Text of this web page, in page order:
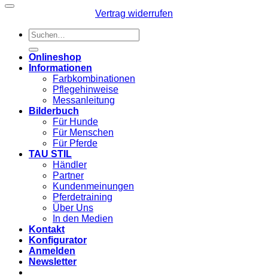
Vertrag widerrufen
Suchen
nach:
Onlineshop
Informationen
Farbkombinationen
Pflegehinweise
Messanleitung
Bilderbuch
Für Hunde
Für Menschen
Für Pferde
TAU STIL
Händler
Partner
Kundenmeinungen
Pferdetraining
Über Uns
In den Medien
Kontakt
Konfigurator
Anmelden
Newsletter